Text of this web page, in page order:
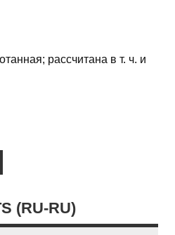
рассчитана в т. ч. и
(RU-RU)